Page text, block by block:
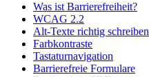
Was ist Barrierefreiheit?
WCAG 2.2
Alt-Texte richtig schreiben
Farbkontraste
Tastaturnavigation
Barrierefreie Formulare